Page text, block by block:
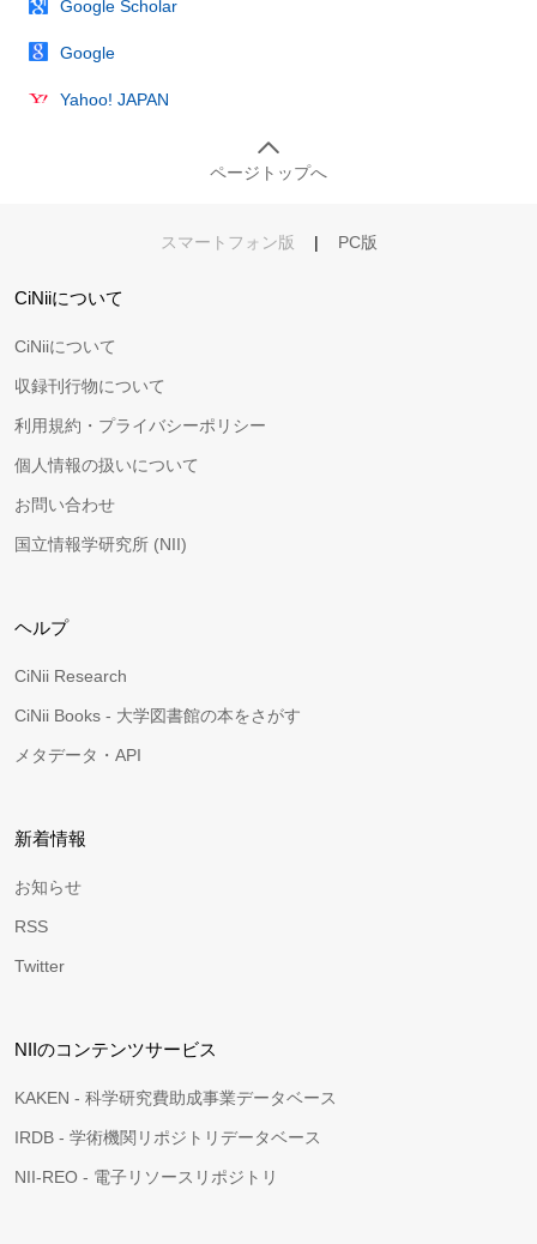
Google Scholar
Google
Yahoo! JAPAN
ページトップへ
スマートフォン版 | PC版
CiNiiについて
CiNiiについて
収録刊行物について
利用規約・プライバシーポリシー
個人情報の扱いについて
お問い合わせ
国立情報学研究所 (NII)
ヘルプ
CiNii Research
CiNii Books - 大学図書館の本をさがす
メタデータ・API
新着情報
お知らせ
RSS
Twitter
NIIのコンテンツサービス
KAKEN - 科学研究費助成事業データベース
IRDB - 学術機関リポジトリデータベース
NII-REO - 電子リソースリポジトリ